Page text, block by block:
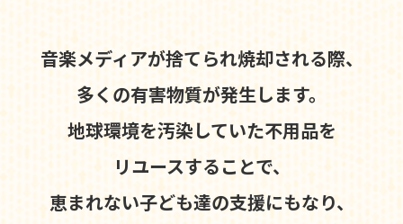
音楽メディアが捨てられ焼却される際、
多くの有害物質が発生します。
地球環境を汚染していた不用品を
リユースすることで、
恵まれない子ども達の支援にもなり、